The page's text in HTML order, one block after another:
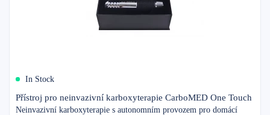
In Stock
Přístroj pro neinvazivní karboxyterapie CarboMED One Touch
Neinvazivní karboxyterapie s autonomním provozem pro domácí